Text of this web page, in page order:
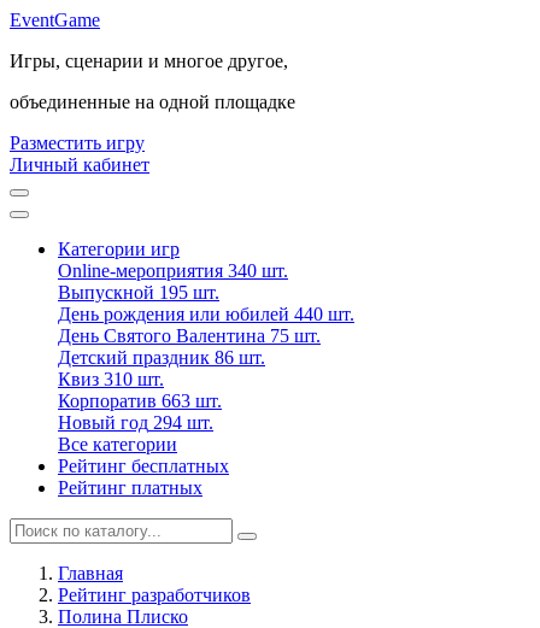
EventGame
Игры, сценарии и многое другое,
объединенные на одной площадке
Разместить игру
Личный кабинет
Категории игр
Online-мероприятия 340 шт.
Выпускной 195 шт.
День рождения или юбилей 440 шт.
День Святого Валентина 75 шт.
Детский праздник 86 шт.
Квиз 310 шт.
Корпоратив 663 шт.
Новый год 294 шт.
Все категории
Рейтинг бесплатных
Рейтинг платных
Главная
Рейтинг разработчиков
Полина Плиско